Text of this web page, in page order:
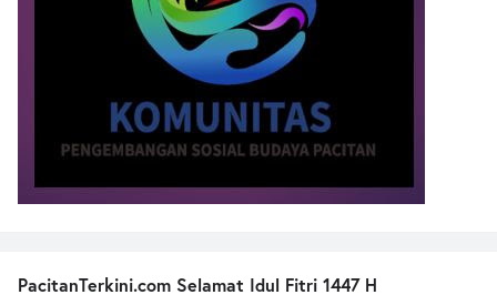
PacitanTerkini.com Selamat Idul Fitri 1447 H